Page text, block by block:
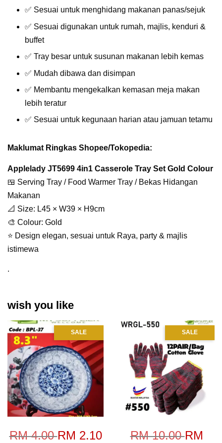
✅ Sesuai untuk menghidang makanan panas/sejuk
✅ Sesuai digunakan untuk rumah, majlis, kenduri &
buffet
✅ Tray besar untuk susunan makanan lebih kemas
✅ Mudah dibawa dan disimpan
✅ Membantu mengekalkan kemasan meja makan
lebih teratur
✅ Sesuai untuk kegunaan harian atau jamuan tetamu
Maklumat Ringkas Shopee/Tokopedia:
Applelady JT5699 4in1 Casserole Tray Set Gold Colour
🍱 Serving Tray / Food Warmer Tray / Bekas Hidangan
Makanan
📐 Size: L45 × W39 × H9cm
🎨 Colour: Gold
⭐ Design elegan, sesuai untuk Raya, party & majlis
istimewa
.
wish you like
SALE
RM 4.00RM 2.10
SALE
RM 10.00RM